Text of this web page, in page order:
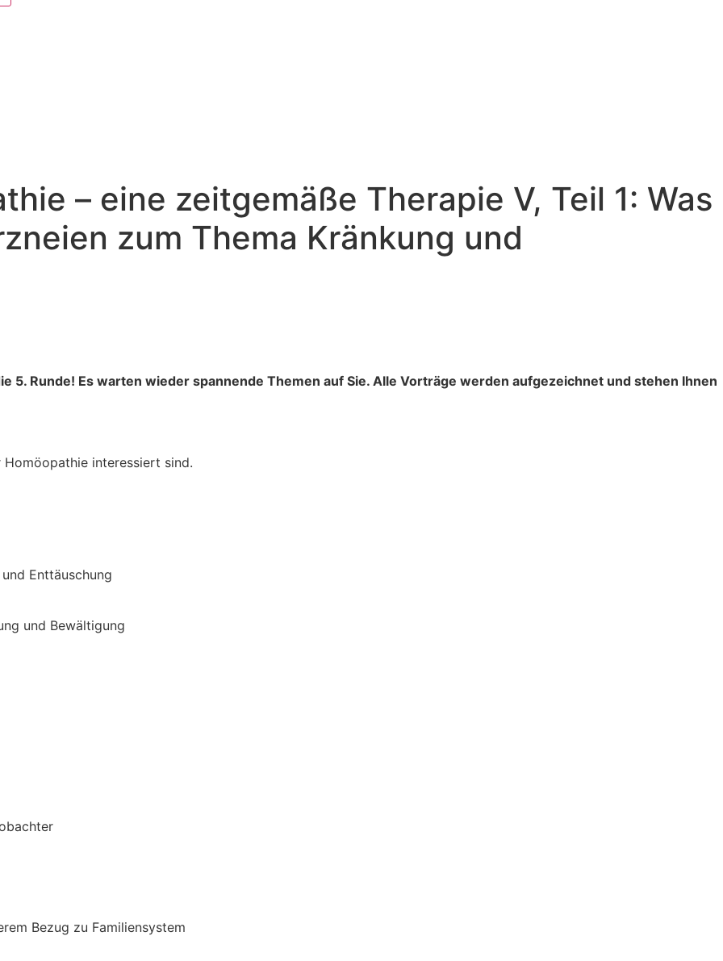
– eine zeitgemäße Therapie V, Teil 1: Was
zum Thema Kränkung und
5. Runde! Es warten wieder spannende Themen auf Sie. Alle Vorträge werden aufgezeichnet und stehen Ihnen
interessiert sind.
Enttäuschung
und Bewältigung
Bezug zu Familiensystem